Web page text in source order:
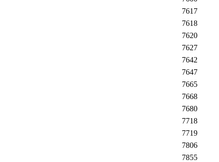
7617
7618
7620
7627
7642
7647
7665
7668
7680
7718
7719
7806
7855